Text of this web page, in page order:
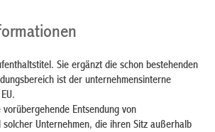
Sie ergänzt die schon bestehenden
ist der unternehmensinterne
Entsendung von
solcher Unternehmen, die ihren Sitz außerhalb